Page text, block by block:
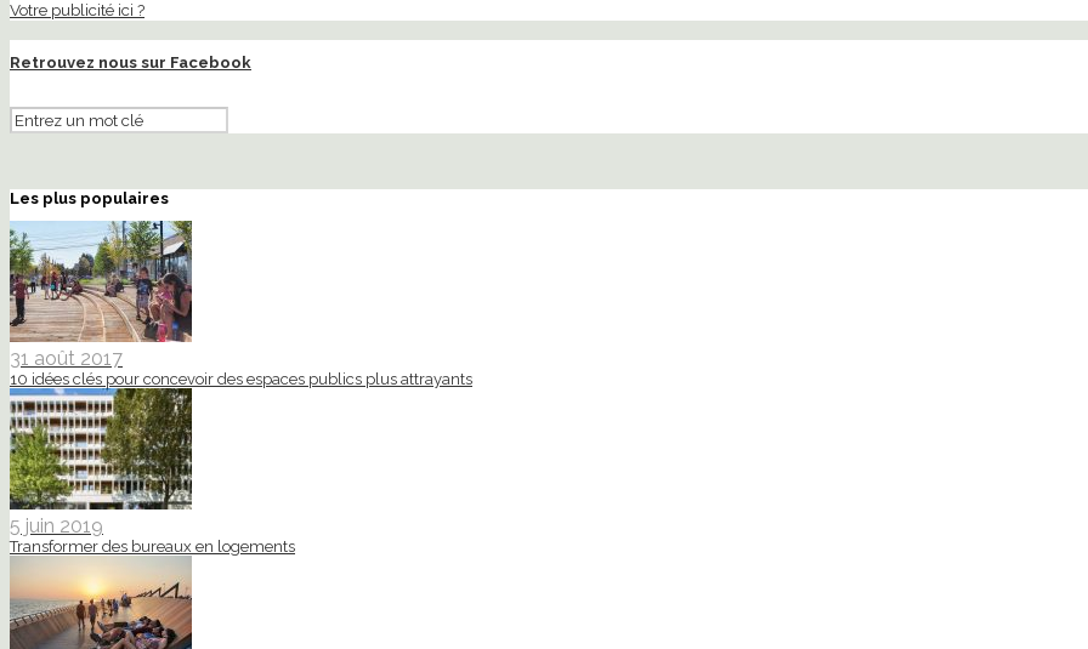
Votre publicité ici ?
Retrouvez nous sur Facebook
Les plus populaires
31 août 2017
10 idées clés pour concevoir des espaces publics plus attrayants
5 juin 2019
Transformer des bureaux en logements